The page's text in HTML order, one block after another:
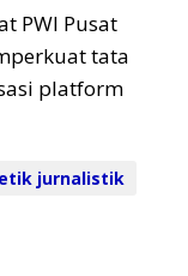
PWI Pusat
tata
platform
jurnalistik